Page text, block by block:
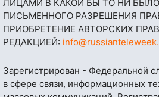
ЛИЦАМИ В КАКОЙ БЫ ТО НИ
ПИСЬМЕННОГО РАЗРЕШЕНИЯ
ПРИОБРЕТЕНИЕ АВТОРСКИХ
РЕДАКЦИЕЙ:
Зарегистрирован - Федеральной
в сфере связи, информационных